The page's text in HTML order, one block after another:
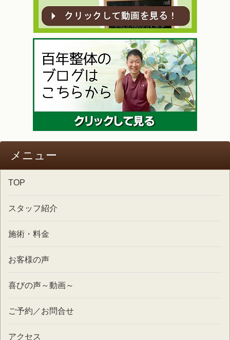
メニュー
TOP
スタッフ紹介
施術・料金
お客様の声
喜びの声～動画～
ご予約／お問合せ
アクセス